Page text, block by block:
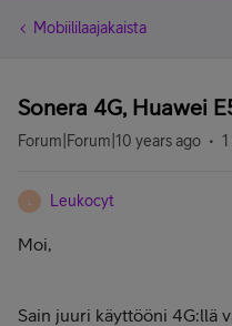
Mobiililaajakaista
Sonera 4G, Huawei
Forum|Forum|10 years ago
Leukocyt
Moi,
Sain juuri käyttööni 4G:llä